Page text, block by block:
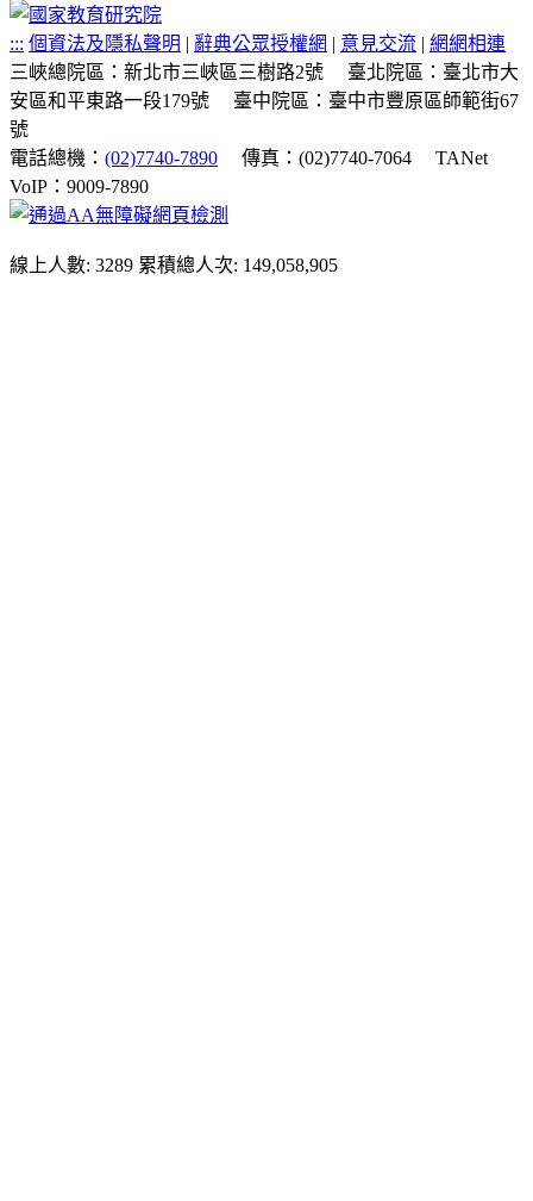
::: 個資法及隱私聲明 | 辭典公眾授權網 | 意見交流 | 網網相連
三峽總院區：新北市三峽區三樹路2號
臺北院區：臺北市大
安區和平東路一段179號
臺中院區：臺中市豐原區師範街67
號
電話總機： (02)7740-7890 傳真：(02)7740-7064
TANet
VoIP：9009-7890
線上人數: 3289 累積總人次: 149,058,905